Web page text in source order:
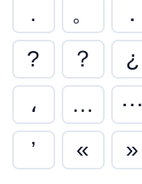
. 。 ．
?
？ ¿
،
… ⋯
’
« »